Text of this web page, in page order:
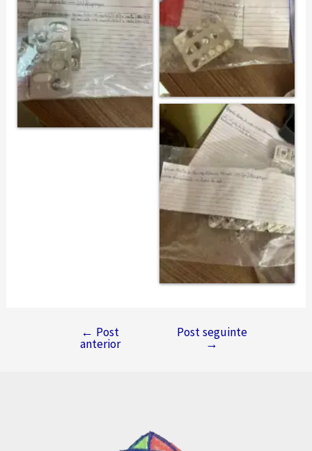
Navegação
← Post
anterior
Post seguinte
→